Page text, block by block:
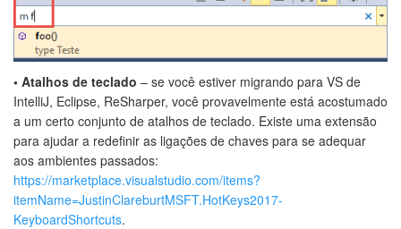
• Atalhos de teclado – se você estiver migrando para VS de
IntelliJ, Eclipse, ReSharper, você provavelmente está acostumado
a um certo conjunto de atalhos de teclado. Existe uma extensão
para ajudar a redefinir as ligações de chaves para se adequar
aos ambientes passados:
https://marketplace.visualstudio.com/items?
itemName=JustinClareburtMSFT.HotKeys2017-
KeyboardShortcuts.